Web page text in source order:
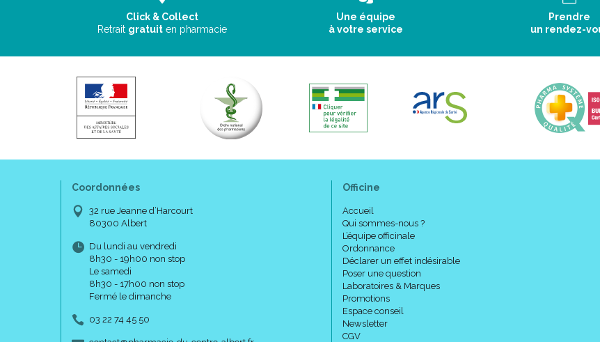
d'origine nerveuse.
Dans les troubles
Indications:
Posologie variable
Ce médicament contient
certains sucres,
Ce médicament est
sucrase-iso maltase
Click & Collect
Retrait gratuit en pharmacie
Une équipe
à votre service
Prendre
un rendez-
Coordonnées
32 rue Jeanne d’Harcourt
80300 Albert
Du lundi au vendredi
8h30 - 19h00 non stop
Le samedi
8h30 - 17h00 non stop
Fermé le dimanche
03 22 74 45 50
Officine
Accueil
Qui sommes-nous ?
L’équipe officinale
Ordonnance
Déclarer un effet indésirable
Poser une question
Laboratoires & Marques
Promotions
Espace conseil
Newsletter
CGV